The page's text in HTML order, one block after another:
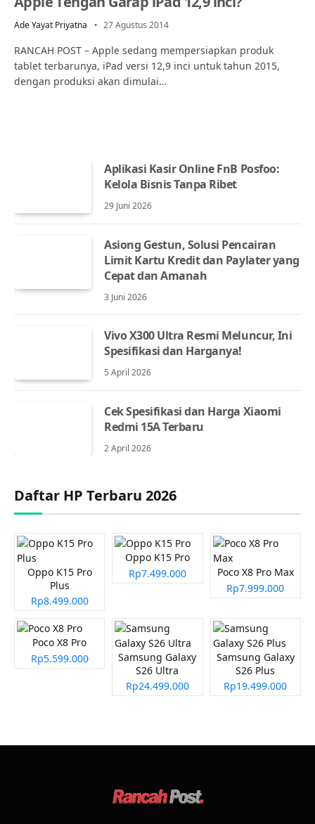
Ade Yayat Priyatna 27 Agustus 2014
RANCAH POST – Apple sedang mempersiapkan produk
tablet terbarunya, iPad versi 12,9 inci untuk tahun 2015,
dengan produksi akan dimulai…
Aplikasi Kasir Online FnB Posfoo:
Kelola Bisnis Tanpa Ribet
29 Juni 2026
Asiong Gestun, Solusi Pencairan
Limit Kartu Kredit dan Paylater yang
Cepat dan Amanah
3 Juni 2026
Vivo X300 Ultra Resmi Meluncur, Ini
Spesifikasi dan Harganya!
5 April 2026
Cek Spesifikasi dan Harga Xiaomi
Redmi 15A Terbaru
2 April 2026
Daftar HP Terbaru 2026
Oppo K15 Pro
Plus
Rp8.499.000
Oppo K15 Pro
Rp7.499.000
Poco X8 Pro Max
Rp7.999.000
Poco X8 Pro
Rp5.599.000
Samsung Galaxy
S26 Ultra
Rp24.499.000
Samsung Galaxy
S26 Plus
Rp19.499.000